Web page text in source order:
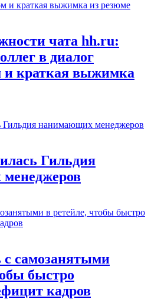
чата hh.ru:
в диалог
и краткая выжимка
Гильдия
с самозанятыми
быстро
кадров